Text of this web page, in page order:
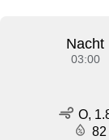
Nacht
03:00
O,
82